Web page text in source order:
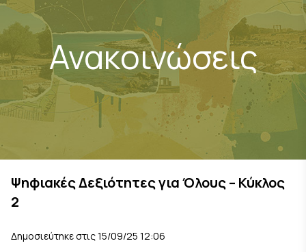
Ανακοινώσεις
Ψηφιακές Δεξιότητες για Όλους – Κύκλος
2
Δημοσιεύτηκε στις 15/09/25 12:06